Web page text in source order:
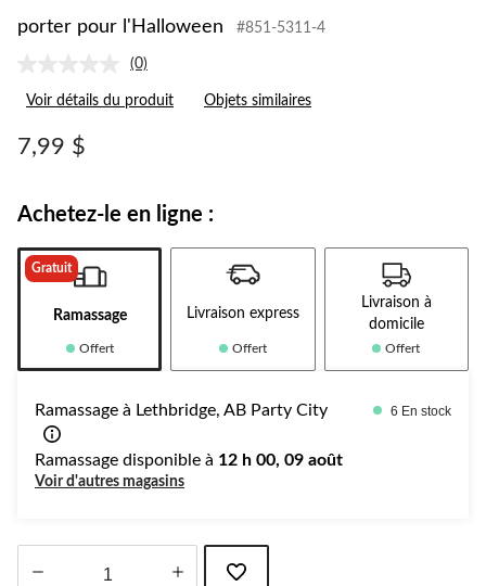
porter pour l'Halloween
#851-5311-4
Aucune
cote
pour
même
page.
(0)
Voir détails du produit Objets similaires
7,99 $
Achetez-le en ligne :
Gratuit
Ramassage
Offert
Livraison express
Offert
Livraison à
domicile
Offert
Ramassage à Lethbridge, AB Party City 6 En stock
Ramassage disponible à 12 h 00, 09 août
Voir d'autres magasins